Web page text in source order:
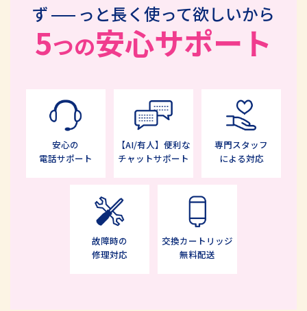
ず っと長く使って欲しいから
5つの安心サポート
安心の
電話サポート
【AI/有人】便利な
チャットサポート
専門スタッフ
による対応
故障時の
修理対応
交換カートリッジ
無料配送